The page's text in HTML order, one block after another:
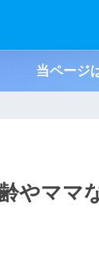
当ページ
やママ